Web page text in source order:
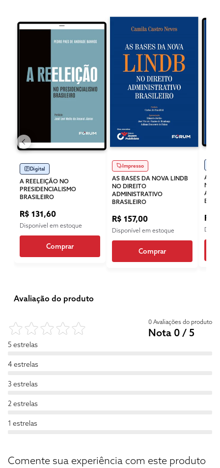
Digital
A REELEIÇÃO NO
PRESIDENCIALISMO
BRASILEIRO
R$ 131,60
Disponível em estoque
Comprar
Impresso
AS BASES DA NOVA LINDB
NO DIREITO
ADMINISTRATIVO
BRASILEIRO
R$ 157,00
Disponível em estoque
Comprar
AS
NO
R$
Avaliação do produto
0 Avaliações do produto
Nota 0 / 5
5 estrelas
4 estrelas
3 estrelas
2 estrelas
1 estrelas
Comente sua experiência com este produto